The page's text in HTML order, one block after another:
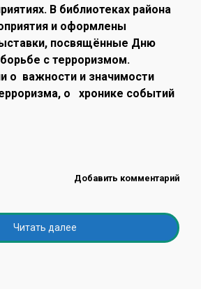
В библиотеках района
и оформлены
посвящённые Дню
с терроризмом.
о важности и значимости
о хронике событий
Добавить комментарий
Читать далее